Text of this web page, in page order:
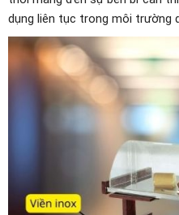
dụng liên tục trong môi trường